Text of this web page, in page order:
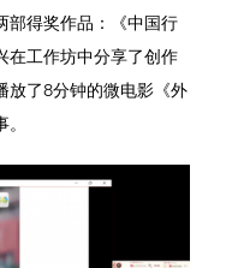
部得奖作品：《中国行
在工作坊中分享了创作
放了8分钟的微电影《外